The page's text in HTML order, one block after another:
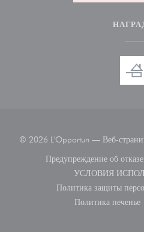
© 2026 L'Opportun — Веб-
Предупреждение об
УСЛОВИЯ
Политика защиты
Политика печенье